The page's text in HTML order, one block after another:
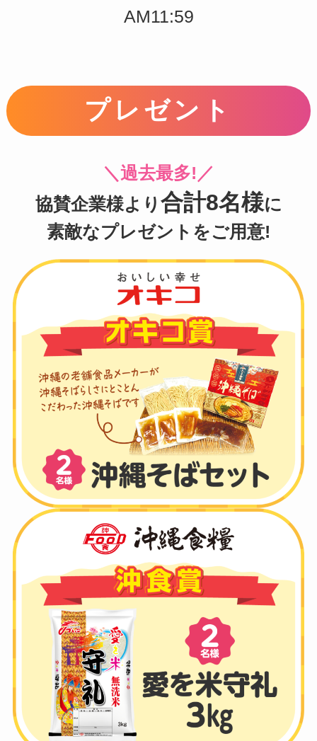
AM11:59
プレゼント
＼過去最多!／
協賛企業様より 合計8名様に
素敵なプレゼントをご用意!